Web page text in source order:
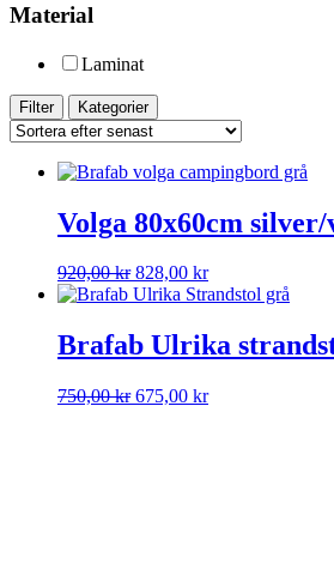
Material
Laminat
Filter Kategorier
Volga 80x60cm
920,00kr Det
ursprungliga
var:
920,00 kr.
828,00 krDet
nuvarande
är:
828,00 kr.
Brafab Ulrika
750,00kr Det
675,00 krDet